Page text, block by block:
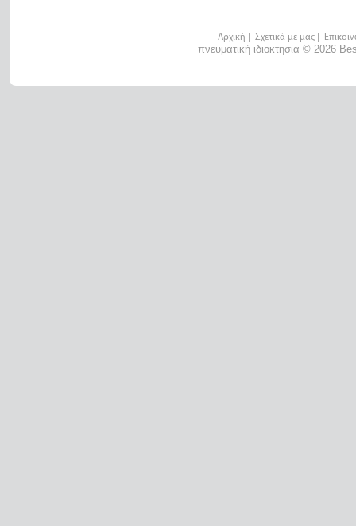
Αρχική Σχετικά με μας|
πνευματική ιδιοκτησία © 2026